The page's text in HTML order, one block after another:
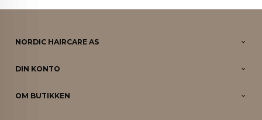
NORDIC HAIRCARE AS
DIN KONTO
OM BUTIKKEN